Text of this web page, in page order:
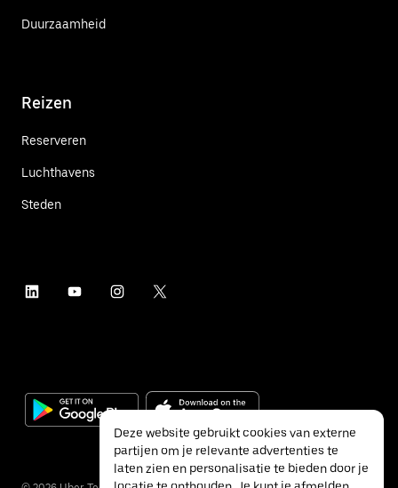
Duurzaamheid
Reizen
Reserveren
Luchthavens
Steden
Deze website gebruikt cookies van externe
partijen om je relevante advertenties te
laten zien en personalisatie te bieden door je